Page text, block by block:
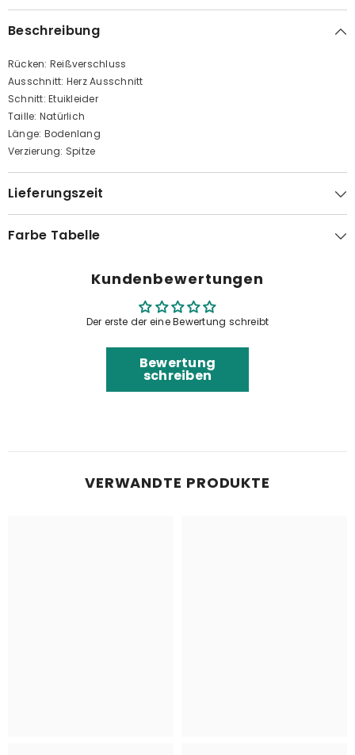
Beschreibung
Rücken: Reißverschluss
Ausschnitt: Herz Ausschnitt
Schnitt: Etuikleider
Taille: Natürlich
Länge: Bodenlang
Verzierung: Spitze
Lieferungszeit
Farbe Tabelle
Kundenbewertungen
Der erste der eine Bewertung schreibt
Bewertung
schreiben
VERWANDTE PRODUKTE